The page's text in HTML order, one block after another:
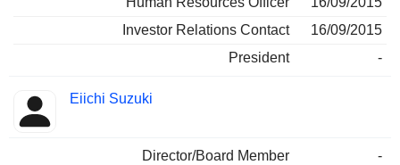
Investor Relations Contact
16/09/2015
President
-
Eiichi Suzuki
Director/Board Member
-